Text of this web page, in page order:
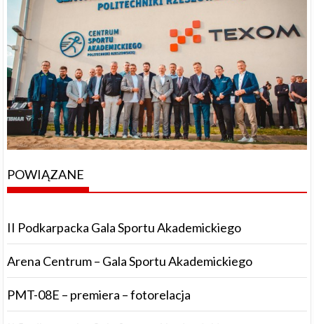
POWIĄZANE
II Podkarpacka Gala Sportu Akademickiego
Arena Centrum – Gala Sportu Akademickiego
PMT-08E – premiera – fotorelacja